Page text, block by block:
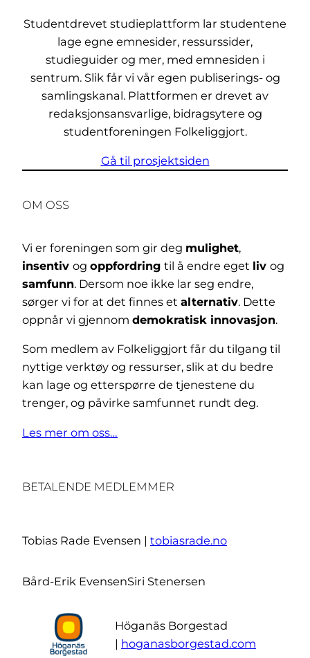
Studentdrevet studieplattform lar studentene
lage egne emnesider, ressurssider,
studieguider og mer, med emnesiden i
sentrum. Slik får vi vår egen publiserings- og
samlingskanal. Plattformen er drevet av
redaksjonsansvarlige, bidragsytere og
studentforeningen Folkeliggjort.
Gå til prosjektsiden
OM OSS
Vi er foreningen som gir deg mulighet,
insentiv og oppfordring til å endre eget liv og
samfunn. Dersom noe ikke lar seg endre,
sørger vi for at det finnes et alternativ. Dette
oppnår vi gjennom demokratisk innovasjon.
Som medlem av Folkeliggjort får du tilgang til
nyttige verktøy og ressurser, slik at du bedre
kan lage og etterspørre de tjenestene du
trenger, og påvirke samfunnet rundt deg.
Les mer om oss…
BETALENDE MEDLEMMER
Tobias Rade Evensen | tobiasrade.no
Bård-Erik EvensenSiri Stenersen
Höganäs Borgestad
| hoganasborgestad.com